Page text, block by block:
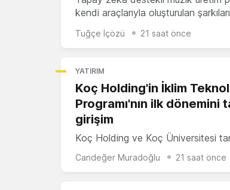
kendi araçlarıyla oluşturulan
Tuğçe İçözü 21 saat önce
YATIRIM
Koç Holding'in İklim
Programı'nın ilk dönemini
girişim
Koç Holding ve Koç Üniversitesi
Candeğer Muradoğlu 21 saat önce